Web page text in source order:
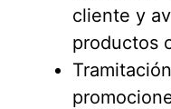
cliente y
productos